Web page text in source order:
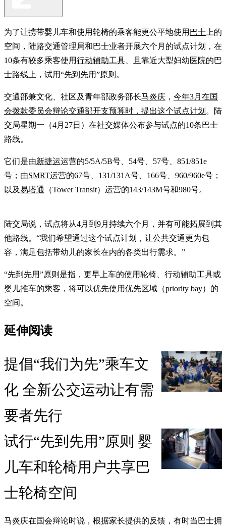
为了让携带婴儿车和使用轮椅的乘客能更公平地使用 巴士 上的
空间，陆路交通管理局和巴士业者开展六个月的试点计划，在
10条有较多乘客使用行动辅助工具 、且靠近大型妇幼医院的巴
士路线上，试用“先到先用”原则。
交通部兼文化、社区及青年部政务部长马炎庆 ， 今年3月在国
会拨款委员会辩论交通部开支预算时，提出这个试点计划 。陆
交局星期一（4月27日）在社交媒体公布参与试点的10条巴士
路线。
它们是由新捷运运营的5/5A/5B号、54号、57号、851/851e
号；由SMRT运营的67号、131/131A号、166号、960/960e号；
以及易塔通 （Tower Transit）运营的143/143M号和980号。
陆交局说，试点将从4月到9月持续六个月，并有可能拓展到其
他路线。“我们希望通过这个试点计划，让公共交通更为包
容，满足包括带幼儿的家长在内的各类出行需求。”
“先到先用”原则是指，更早上车的使用轮椅、行动辅助工具或
婴儿推车的乘客，将可以优先使用优先区域（priority bay）的
空间。
延伸阅读
提倡“我们为先”乘车文
化 全新公交运动让有需
要者先行
试行“先到先用”原则 婴
儿车和轮椅用户共享巴
士轮椅空间
马炎庆在国会辩论时说，根据家长提供的反馈，有时当巴士拥